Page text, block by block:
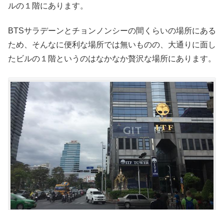
ルの１階にあります。
BTSサラデーンとチョンノンシーの間くらいの場所にある
ため、そんなに便利な場所では無いものの、大通りに面し
たビルの１階というのはなかなか贅沢な場所にあります。